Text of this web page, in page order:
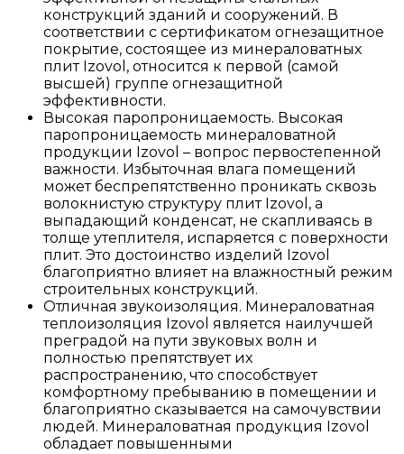
конструкций зданий и сооружений. В
соответствии с сертификатом огнезащитное
покрытие, состоящее из минераловатных
плит Izovol, относится к первой (самой
высшей) группе огнезащитной
эффективности.
Высокая паропроницаемость. Высокая
паропроницаемость минераловатной
продукции Izovol – вопрос первостепенной
важности. Избыточная влага помещений
может беспрепятственно проникать сквозь
волокнистую структуру плит Izovol, а
выпадающий конденсат, не скапливаясь в
толще утеплителя, испаряется с поверхности
плит. Это достоинство изделий Izovol
благоприятно влияет на влажностный режим
строительных конструкций.
Отличная звукоизоляция. Минераловатная
теплоизоляция Izovol является наилучшей
преградой на пути звуковых волн и
полностью препятствует их
распространению, что способствует
комфортному пребыванию в помещении и
благоприятно сказывается на самочувствии
людей. Минераловатная продукция Izovol
обладает повышенными